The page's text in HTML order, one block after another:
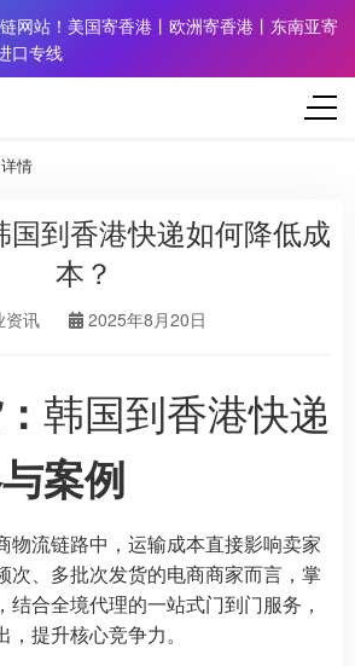
网站！美国寄香港丨欧洲寄香港丨东南亚寄
口专线
详情
国到香港快递如何降低成
本？
资讯 2025年8月20日
韩国到香港快递
案例
物流链路中，运输成本直接影响卖家
次、多批次发货的电商商家而言，掌
结合全境代理的一站式门到门服务，
提升核心竞争力。